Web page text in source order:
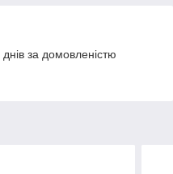
за домовленістю